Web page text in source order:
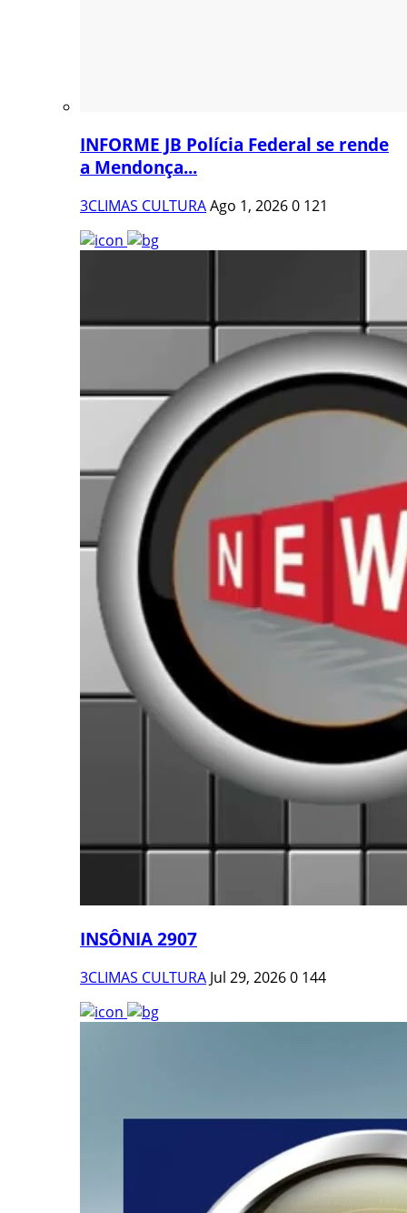
INFORME JB Polícia Federal se rende
a Mendonça...
3CLIMAS CULTURAAgo 1, 20260 121
INSÔNIA 2907
3CLIMAS CULTURA Jul 29, 20260 144